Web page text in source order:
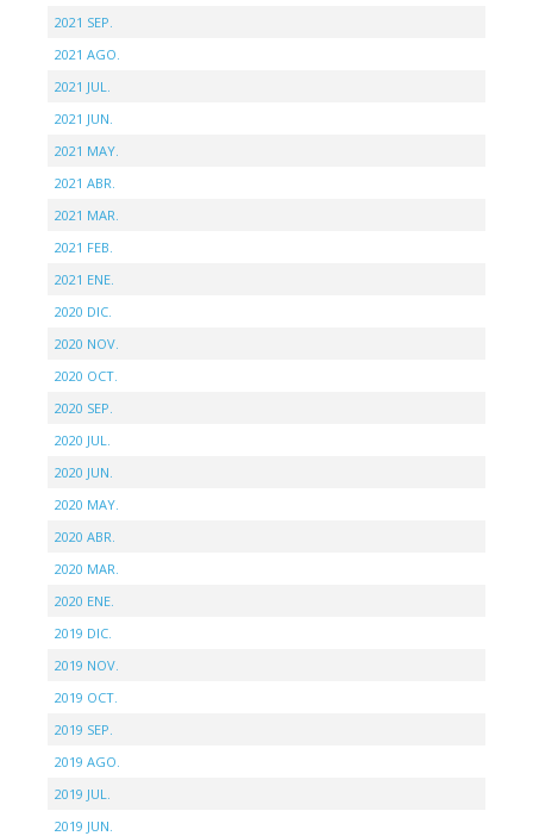
2021 SEP.
2021 AGO.
2021 JUL.
2021 JUN.
2021 MAY.
2021 ABR.
2021 MAR.
2021 FEB.
2021 ENE.
2020 DIC.
2020 NOV.
2020 OCT.
2020 SEP.
2020 JUL.
2020 JUN.
2020 MAY.
2020 ABR.
2020 MAR.
2020 ENE.
2019 DIC.
2019 NOV.
2019 OCT.
2019 SEP.
2019 AGO.
2019 JUL.
2019 JUN.